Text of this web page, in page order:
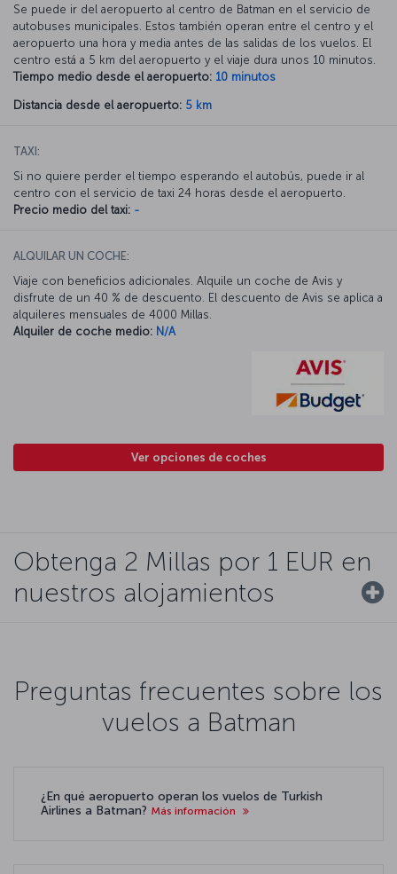
Se puede ir del aeropuerto al centro de Batman en el servicio de
autobuses municipales. Estos también operan entre el centro y el
aeropuerto una hora y media antes de las salidas de los vuelos. El
centro está a 5 km del aeropuerto y el viaje dura unos 10 minutos.
Tiempo medio desde el aeropuerto: 10 minutos
Distancia desde el aeropuerto: 5 km
TAXI:
Si no quiere perder el tiempo esperando el autobús, puede ir al
centro con el servicio de taxi 24 horas desde el aeropuerto.
Precio medio del taxi: -
ALQUILAR UN COCHE:
Viaje con beneficios adicionales. Alquile un coche de Avis y
disfrute de un 40 % de descuento. El descuento de Avis se aplica a
alquileres mensuales de 4000 Millas.
Alquiler de coche medio: N/A
Ver opciones de coches
Obtenga 2 Millas por 1 EUR en
nuestros alojamientos
Preguntas frecuentes sobre los
vuelos a Batman
¿En qué aeropuerto operan los vuelos de Turkish
Airlines a Batman? Más información